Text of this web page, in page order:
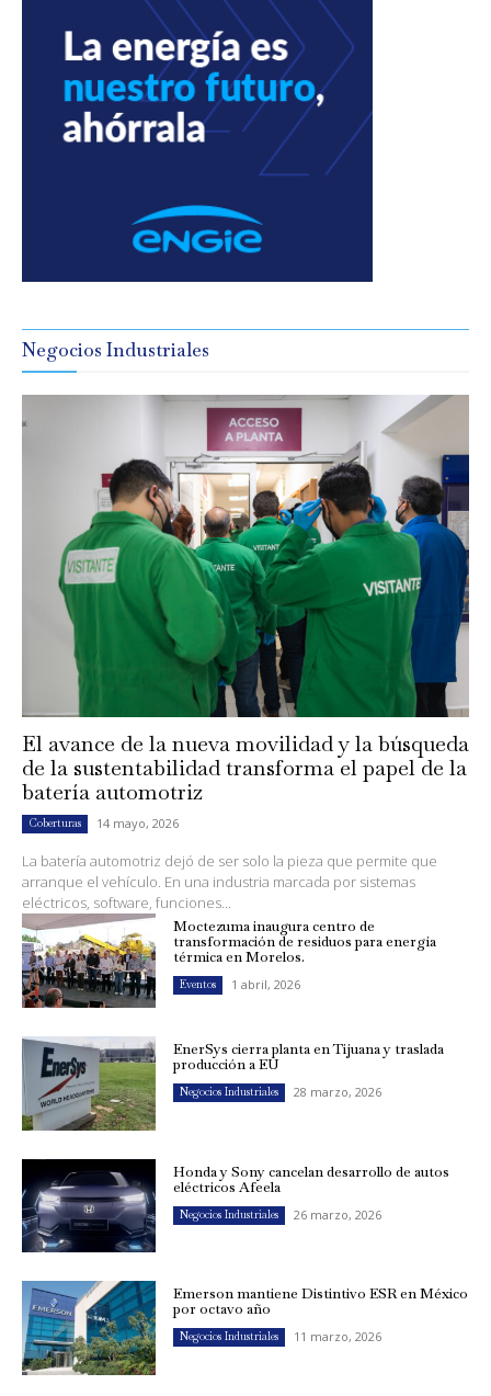
Negocios Industriales
El avance de la nueva movilidad y la búsqueda
de la sustentabilidad transforma el papel de la
batería automotriz
Coberturas 14 mayo, 2026
La batería automotriz dejó de ser solo la pieza que permite que
arranque el vehículo. En una industria marcada por sistemas
eléctricos, software, funciones...
Moctezuma inaugura centro de
transformación de residuos para energía
térmica en Morelos.
Eventos 1 abril, 2026
EnerSys cierra planta en Tijuana y traslada
producción a EU
Negocios Industriales 28 marzo, 2026
Honda y Sony cancelan desarrollo de autos
eléctricos Afeela
Negocios Industriales 26 marzo, 2026
Emerson mantiene Distintivo ESR en México
por octavo año
Negocios Industriales 11 marzo, 2026